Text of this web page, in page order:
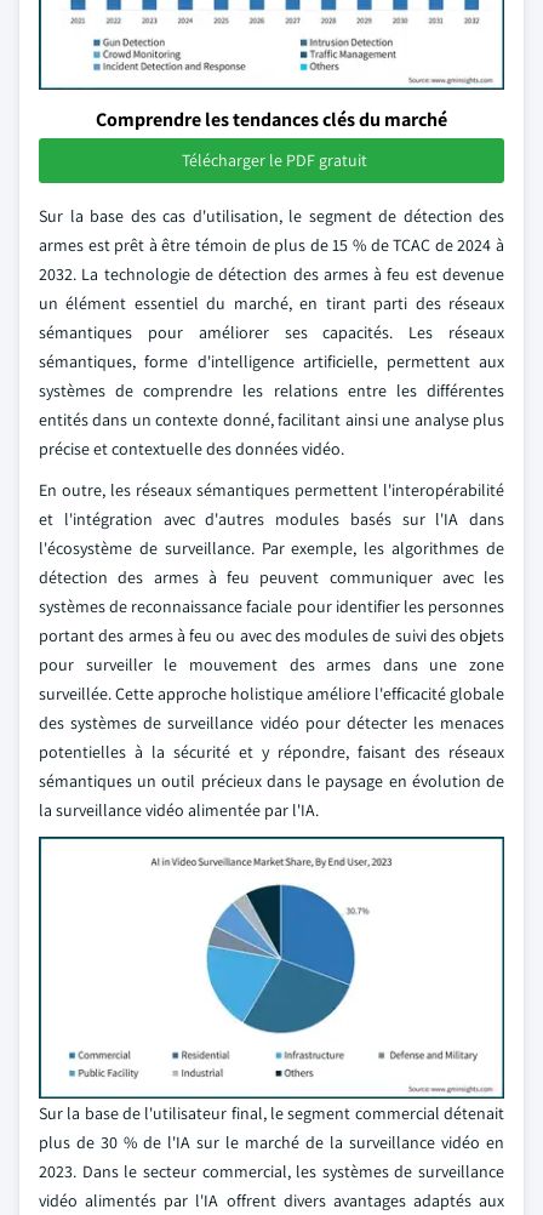
Comprendre les tendances clés du marché
Télécharger le PDF gratuit
Sur la base des cas d'utilisation, le segment de détection des
armes est prêt à être témoin de plus de 15 % de TCAC de 2024 à
2032. La technologie de détection des armes à feu est devenue
un élément essentiel du marché, en tirant parti des réseaux
sémantiques pour améliorer ses capacités. Les réseaux
sémantiques, forme d'intelligence artificielle, permettent aux
systèmes de comprendre les relations entre les différentes
entités dans un contexte donné, facilitant ainsi une analyse plus
précise et contextuelle des données vidéo.
En outre, les réseaux sémantiques permettent l'interopérabilité
et l'intégration avec d'autres modules basés sur l'IA dans
l'écosystème de surveillance. Par exemple, les algorithmes de
détection des armes à feu peuvent communiquer avec les
systèmes de reconnaissance faciale pour identifier les personnes
portant des armes à feu ou avec des modules de suivi des objets
pour surveiller le mouvement des armes dans une zone
surveillée. Cette approche holistique améliore l'efficacité globale
des systèmes de surveillance vidéo pour détecter les menaces
potentielles à la sécurité et y répondre, faisant des réseaux
sémantiques un outil précieux dans le paysage en évolution de
la surveillance vidéo alimentée par l'IA.
Sur la base de l'utilisateur final, le segment commercial détenait
plus de 30 % de l'IA sur le marché de la surveillance vidéo en
2023. Dans le secteur commercial, les systèmes de surveillance
vidéo alimentés par l'IA offrent divers avantages adaptés aux